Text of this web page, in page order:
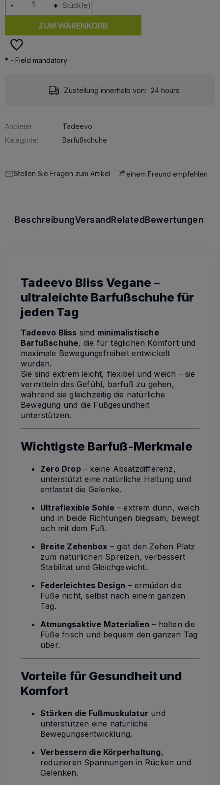
+
- Stück(e)
ZUM WARENKORB
* - Field mandatory
Delivery: Free
Anbieter:
Tadeevo
Kategorie:
Barfußschuhe
Stellen Sie Fragen zum Artikel einem Freund empfehlen
BeschreibungVersand Related Bewertungen
Tadeevo Bliss Vegane –
ultraleichte Barfußschuhe für
jeden Tag
Tadeevo Bliss sind minimalistische
Barfußschuhe, die für täglichen Komfort und
maximale Bewegungsfreiheit entwickelt
wurden.
Sie sind extrem leicht, flexibel und weich – sie
vermitteln das Gefühl, barfuß zu gehen,
während sie gleichzeitig die natürliche
Bewegung und die Fußgesundheit
unterstützen.
Wichtigste Barfuß-Merkmale
Zero Drop– keine Absatzdifferenz,
unterstützt eine natürliche Haltung und
entlastet die Gelenke.
Ultraflexible Sohle– extrem dünn, weich
und in beide Richtungen biegsam, bewegt
sich mit dem Fuß.
Breite Zehenbox – gibt den Zehen Platz
zum natürlichen Spreizen, verbessert
Stabilität und Gleichgewicht.
Federleichtes Design – ermüden die
Füße nicht, selbst nach einem ganzen
Tag.
Atmungsaktive Materialien – halten die
Füße frisch und bequem den ganzen Tag
über.
Vorteile für Gesundheit und
Komfort
Stärken die Fußmuskulatur und
unterstützen eine natürliche
Bewegungsentwicklung.
Verbessern die Körperhaltung,
reduzieren Spannungen in Rücken und
Gelenken.